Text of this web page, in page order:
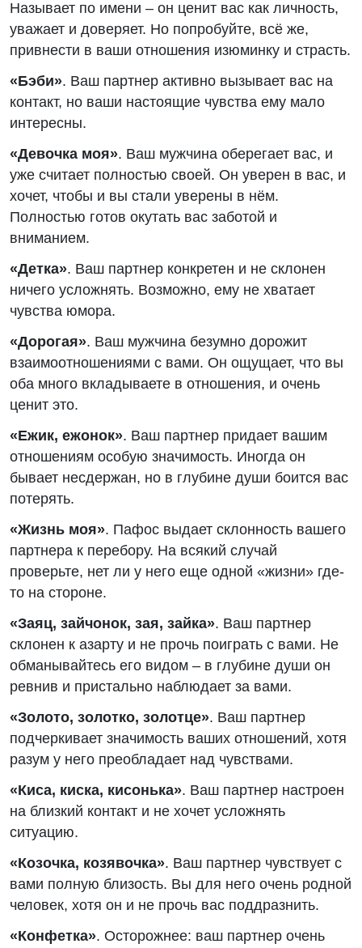
Называет по имени – он ценит вас как личность,
уважает и доверяет. Но попробуйте, всё же,
привнести в ваши отношения изюминку и страсть.
«Бэби». Ваш партнер активно вызывает вас на
контакт, но ваши настоящие чувства ему мало
интересны.
«Девочка моя». Ваш мужчина оберегает вас, и
уже считает полностью своей. Он уверен в вас, и
хочет, чтобы и вы стали уверены в нём.
Полностью готов окутать вас заботой и
вниманием.
«Детка». Ваш партнер конкретен и не склонен
ничего усложнять. Возможно, ему не хватает
чувства юмора.
«Дорогая». Ваш мужчина безумно дорожит
взаимоотношениями с вами. Он ощущает, что вы
оба много вкладываете в отношения, и очень
ценит это.
«Ежик, ежонок». Ваш партнер придает вашим
отношениям особую значимость. Иногда он
бывает несдержан, но в глубине души боится вас
потерять.
«Жизнь моя». Пафос выдает склонность вашего
партнера к перебору. На всякий случай
проверьте, нет ли у него еще одной «жизни» где-
то на стороне.
«Заяц, зайчонок, зая, зайка». Ваш партнер
склонен к азарту и не прочь поиграть с вами. Не
обманывайтесь его видом – в глубине души он
ревнив и пристально наблюдает за вами.
«Золото, золотко, золотце». Ваш партнер
подчеркивает значимость ваших отношений, хотя
разум у него преобладает над чувствами.
«Киса, киска, кисонька». Ваш партнер настроен
на близкий контакт и не хочет усложнять
ситуацию.
«Козочка, козявочка». Ваш партнер чувствует с
вами полную близость. Вы для него очень родной
человек, хотя он и не прочь вас поддразнить.
«Конфетка». Осторожнее: ваш партнер очень